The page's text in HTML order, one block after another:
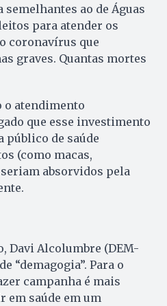
ao de Águas
para atender os
coronavírus que
graves. Quantas mortes
o atendimento
que esse investimento
público de saúde
(como macas,
absorvidos pela
Davi Alcolumbre (DEM-
“demagogia”. Para o
campanha é mais
saúde em um